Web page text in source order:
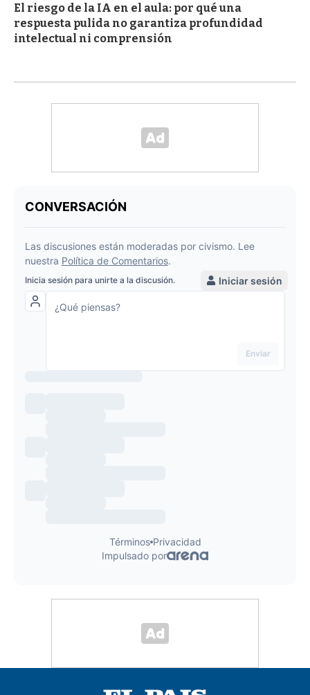
El riesgo de la IA en el aula: por qué una
respuesta pulida no garantiza profundidad
intelectual ni comprensión